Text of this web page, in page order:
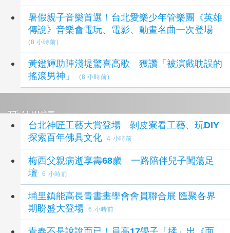
暑假親子音樂首選！台北愛樂少年管樂團《英雄
傳說》音樂會電玩、電影、動畫名曲一次登場
(8 小時前)
黃鐙輝助陣淺堤驚喜高歌 獲讚「被演戲耽誤的
搖滾男神」
(8 小時前)
延伸閱讀
台北神匠工藝大賞登場 剝皮寮看工藝、玩DIY
探索百年佛具文化
4 小時前
梅西父親病逝享壽68歲 一路陪伴兒子闖蕩足
壇
6 小時前
埔里鎮能高長青書畫學會會員聯合展 匯聚各界
期盼盛大登場
6 小時前